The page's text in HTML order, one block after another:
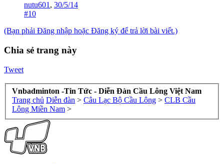
nutu601 , 30/5/14
#10
(Bạn phải Đăng nhập hoặc Đăng ký để trả lời bài viết.)
Chia sẻ trang này
Tweet
Vnbadminton -Tin Tức - Diễn Đàn Cầu Lông Việt Nam
Trang chủ Diễn đàn > Câu Lạc Bộ Cầu Lông > CLB Cầu
Lông Miền Nam >